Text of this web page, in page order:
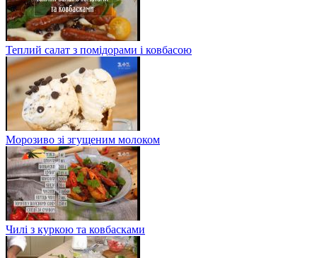
Теплий салат з помідорами і ковбасою
Морозиво зі згущеним молоком
Чилі з куркою та ковбасками